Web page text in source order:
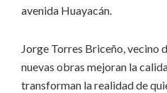
avenida Huayacán.
Jorge Torres Briceño, vecino
nuevas obras mejoran la
transforman la realidad de